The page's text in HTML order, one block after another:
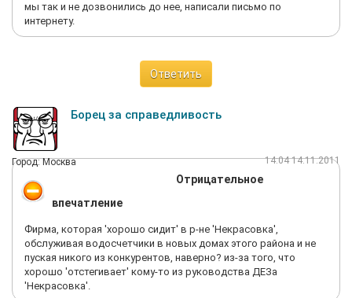
мы так и не дозвонились до нее, написали письмо по
интернету.
Ответить
Борец за справедливость
Город: Москва 14:04 14.11.2011
Отрицательное
впечатление
Фирма, которая 'хорошо сидит' в р-не 'Некрасовка',
обслуживая водосчетчики в новых домах этого района и не
пуская никого из конкурентов, наверно? из-за того, что
хорошо 'отстегивает' кому-то из руководства ДЕЗа
'Некрасовка'.